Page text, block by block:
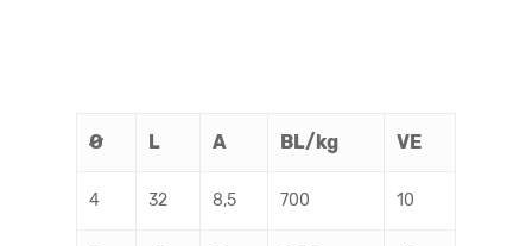
Ø L A BL/kg VE
4 32 8,5 700 10